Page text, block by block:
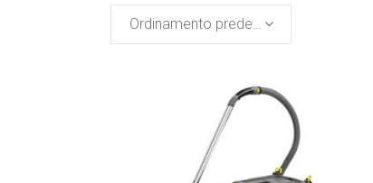
Ordinamento predefinito